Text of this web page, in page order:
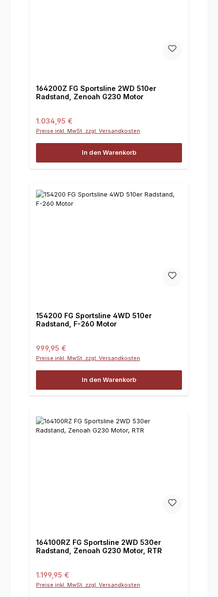
164200Z FG Sportsline 2WD 510er
Radstand, Zenoah G230 Motor
Regulärer Preis:
1.034,95 €
Preise inkl. MwSt. zzgl. Versandkosten
In den Warenkorb
154200 FG Sportsline 4WD 510er
Radstand, F-260 Motor
Regulärer Preis:
999,95 €
Preise inkl. MwSt. zzgl. Versandkosten
In den Warenkorb
164100RZ FG Sportsline 2WD 530er
Radstand, Zenoah G230 Motor, RTR
Regulärer Preis:
1.199,95 €
Preise inkl. MwSt. zzgl. Versandkosten